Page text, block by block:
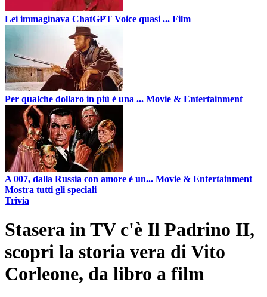
Lei immaginava ChatGPT Voice quasi ... Film
Per qualche dollaro in più è una ... Movie & Entertainment
A 007, dalla Russia con amore è un... Movie & Entertainment
Mostra tutti gli speciali
Trivia
Stasera in TV c'è Il Padrino II,
scopri la storia vera di Vito
Corleone, da libro a film